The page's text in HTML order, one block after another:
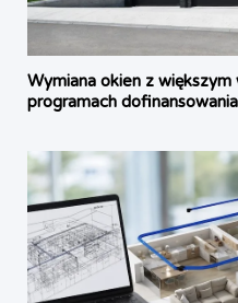
Wymiana okien z większym
programach